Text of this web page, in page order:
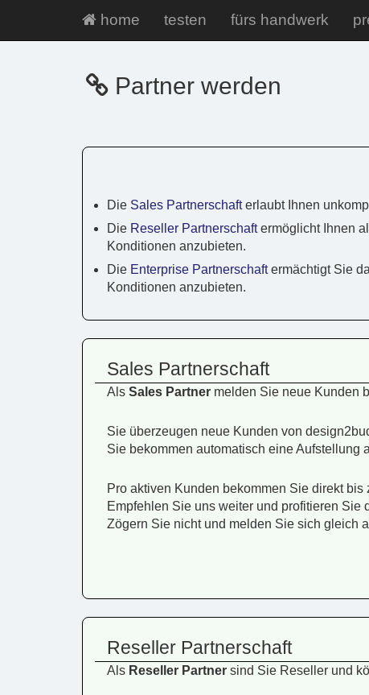
home testen fürs handwerk
Partner werden
Die Sales Partnerschafterlaubt Ihnen
Die Reseller Partnerschaftermöglicht Ihnen
Konditionen anzubieten.
Die Enterprise Partnerschaftermächtigt Sie
Konditionen anzubieten.
Sales Partnerschaft
Als Sales Partner melden Sie neue Kunden
Sie überzeugen neue Kunden von
Sie bekommen automatisch eine Aufstellung
Pro aktiven Kunden bekommen Sie direkt
Empfehlen Sie uns weiter und profitieren Sie
Zögern Sie nicht und melden Sie sich gleich
Reseller Partnerschaft
Als Reseller Partner sind Sie Reseller und